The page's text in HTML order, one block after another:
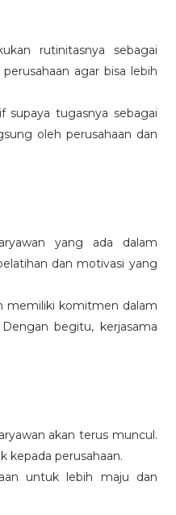
rutinitasnya sebagai
agar bisa lebih
supaya tugasnya sebagai
oleh perusahaan dan
yang ada dalam
dan motivasi yang
memiliki komitmen dalam
begitu, kerjasama
akan terus muncul.
kepada perusahaan.
untuk lebih maju dan